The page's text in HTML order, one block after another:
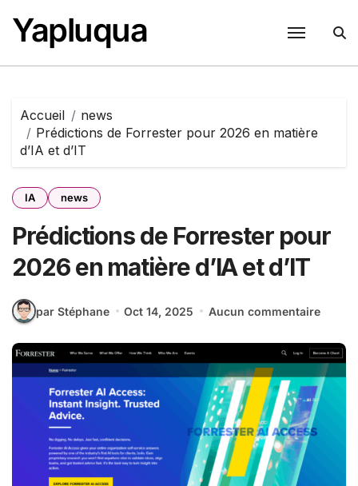
au
contenu
Yapluqua
Accueil
news
Prédictions de Forrester pour 2026 en matière
d’IA et d’IT
IA news
Prédictions de Forrester pour
2026 en matière d’IA et d’IT
par Stéphane Oct 14, 2025 Aucun commentaire